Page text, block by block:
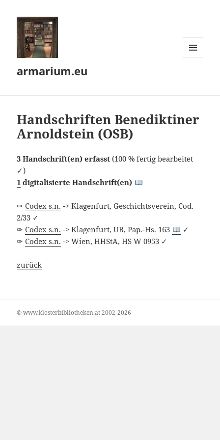
armarium.eu
Handschriften Benediktiner
Arnoldstein (OSB)
3 Handschrift(en) erfasst (100 % fertig bearbeitet
✓)
1 digitalisierte Handschrift(en)
✑Codex s.n. -> Klagenfurt, Geschichtsverein, Cod.
2/33 ✓
✑Codex s.n. -> Klagenfurt, UB, Pap.-Hs. 163
✓
✑Codex s.n. -> Wien, HHStA, HS W 0953 ✓
zurück
© www.klosterbibliotheken.at 2002-2026